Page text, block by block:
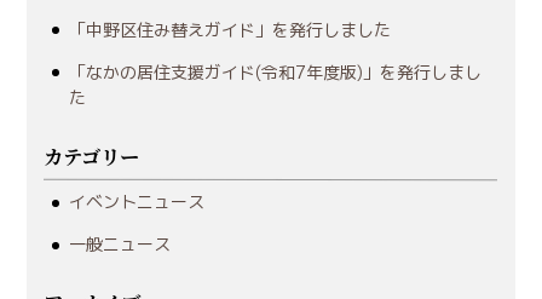
「中野区住み替えガイド」を発行しました
「なかの居住支援ガイド(令和7年度版)」を発行しまし
た
カテゴリー
イベントニュース
一般ニュース